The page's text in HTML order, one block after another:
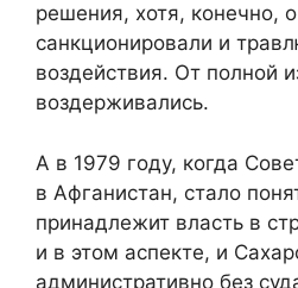
решения, хотя, конечно,
санкционировали и
воздействия. От полной
воздерживались.
А в 1979 году, когда
в Афганистан, стало
принадлежит власть в
и в этом аспекте, и
административно без